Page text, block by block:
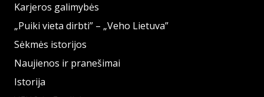
Karjeros galimybės
„Puiki vieta dirbti” – „Veho Lietuva”
Sėkmės istorijos
Naujienos ir pranešimai
Istorija